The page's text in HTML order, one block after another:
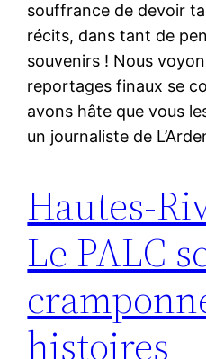
souffrance de devoir
récits, dans tant de
souvenirs ! Nous
reportages finaux se
avons hâte que vous
un journaliste de
Hautes-
Le PALC
histoires